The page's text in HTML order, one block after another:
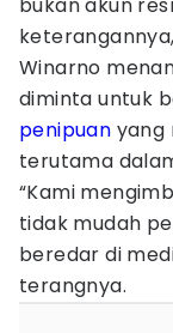
Winarno
diminta untuk
penipuan yang
terutama
“Kami
tidak mudah
beredar di
terangnya.